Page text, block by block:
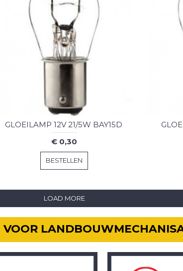
GLOEILAMP 12V 21/5W BAY15D
€ 0,30
BESTELLEN
LOAD MORE